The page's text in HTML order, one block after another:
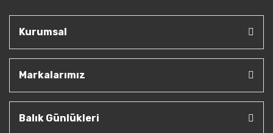
Kurumsal
Markalarımız
Balık Günlükleri